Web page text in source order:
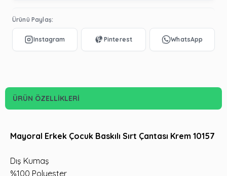
Ürünü Paylaş:
ÜRÜN ÖZELLIKLERI
Mayoral Erkek Çocuk Baskılı Sırt Çantası Krem 10157
Dış Kumaş
%100 Polyester